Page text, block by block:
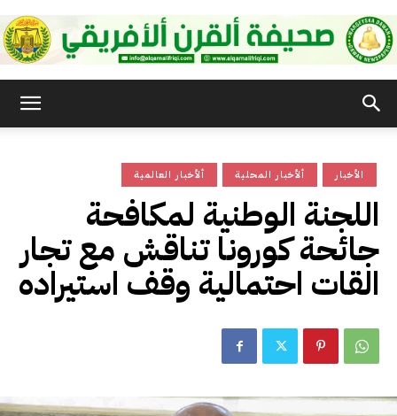
القرن
الأفريقي
ألأخبار العالمية ألأخبار المحلية الأخبار
اللجنة الوطنية لمكافحة
جائحة كورونا تناقش مع تجار
القات احتمالية وقف استيراده